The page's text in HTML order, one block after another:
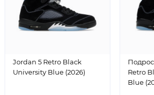
Jordan 5 Retro Black
University Blue (2026)
Retro
Blue